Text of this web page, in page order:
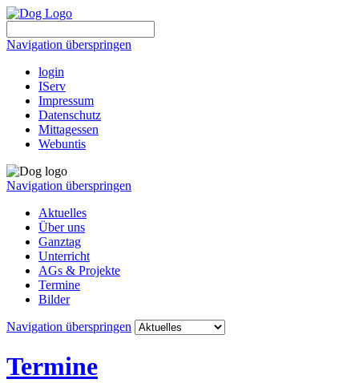
Navigation überspringen
login
IServ
Impressum
Datenschutz
Mittagessen
Webuntis
Navigation überspringen
Aktuelles
Über uns
Ganztag
Unterricht
AGs & Projekte
Termine
Bilder
Navigation überspringen
Termine